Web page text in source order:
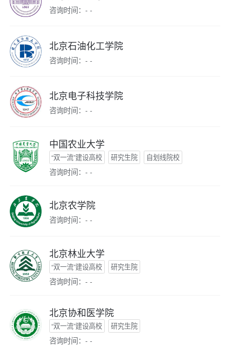
咨询时间：- -
北京石油化工学院
咨询时间：- -
北京电子科技学院
咨询时间：- -
中国农业大学
“双一流”建设高校 研究生院 自划线院校
咨询时间：- -
北京农学院
咨询时间：- -
北京林业大学
“双一流”建设高校 研究生院
咨询时间：- -
北京协和医学院
“双一流”建设高校 研究生院
咨询时间：- -